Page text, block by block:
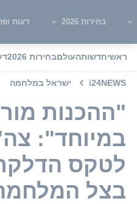
בחירות 2026 דעות
ראשיחדשותהעולםבחירות 2026
i24NEWS ישראל במלחמה
"ההכנות
במיוחד":
לטקס
בצל